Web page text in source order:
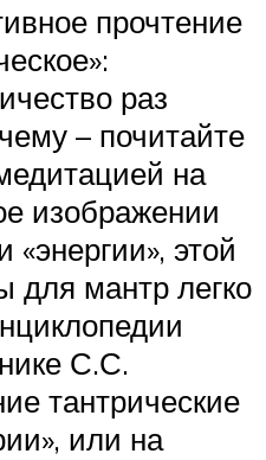
прочтение
раз
– почитайте
на
изображении
этой
для мантр легко
С.С.
тантрические
или на